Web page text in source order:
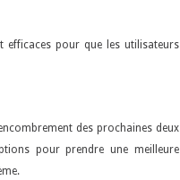
pour que les utilisateurs
des prochaines deux
pour prendre une meilleure